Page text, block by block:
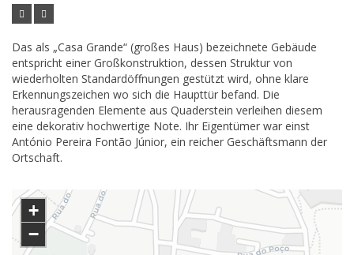
Das als „Casa Grande“ (großes Haus) bezeichnete Gebäude
entspricht einer Großkonstruktion, dessen Struktur von
wiederholten Standardöffnungen gestützt wird, ohne klare
Erkennungszeichen wo sich die Haupttür befand. Die
herausragenden Elemente aus Quaderstein verleihen diesem
eine dekorativ hochwertige Note. Ihr Eigentümer war einst
António Pereira Fontão Júnior, ein reicher Geschäftsmann der
Ortschaft.
+
−